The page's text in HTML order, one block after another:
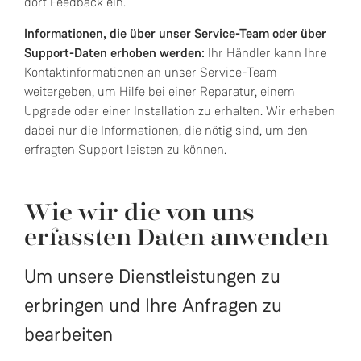
Informationen, die über unser Service-Team oder über
Support-Daten erhoben werden: Ihr Händler kann Ihre
Kontaktinformationen an unser Service-Team
weitergeben, um Hilfe bei einer Reparatur, einem
Upgrade oder einer Installation zu erhalten. Wir erheben
dabei nur die Informationen, die nötig sind, um den
erfragten Support leisten zu können.
Wie wir die von uns
erfassten Daten anwenden
Um unsere Dienstleistungen zu
erbringen und Ihre Anfragen zu
bearbeiten